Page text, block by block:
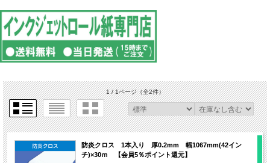
1 / 1ページ（全2件）
防炎クロス 1本入り 厚0.2mm 幅1067mm(42イン
チ)×30ｍ 【会員5％ポイント還元】